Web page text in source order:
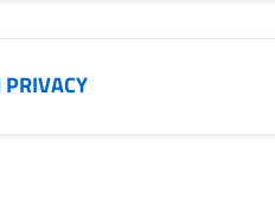
PRIVACY